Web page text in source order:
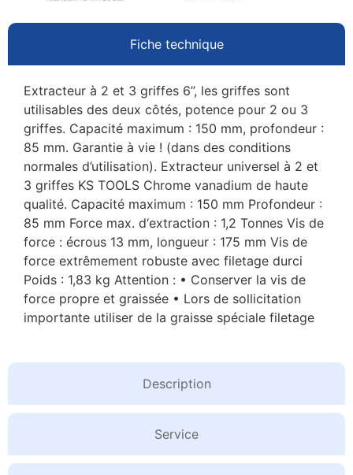
Fiche technique
Description
Service
Extracteur à 2 et 3 griffes 6’’, les griffes sont
utilisables des deux côtés, potence pour 2 ou 3
griffes. Capacité maximum : 150 mm, profondeur :
85 mm. Garantie à vie ! (dans des conditions
normales d’utilisation). Extracteur universel à 2 et
3 griffes KS TOOLS Chrome vanadium de haute
qualité. Capacité maximum : 150 mm Profondeur :
85 mm Force max. d‘extraction : 1,2 Tonnes Vis de
force : écrous 13 mm, longueur : 175 mm Vis de
force extrêmement robuste avec filetage durci
Poids : 1,83 kg Attention : • Conserver la vis de
force propre et graissée • Lors de sollicitation
importante utiliser de la graisse spéciale filetage